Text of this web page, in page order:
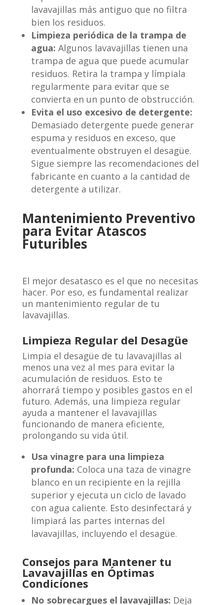
lavavajillas más antiguo que no filtra
bien los residuos.
Limpieza periódica de la trampa de
agua: Algunos lavavajillas tienen una
trampa de agua que puede acumular
residuos. Retira la trampa y límpiala
regularmente para evitar que se
convierta en un punto de obstrucción.
Evita el uso excesivo de detergente:
Demasiado detergente puede generar
espuma y residuos en exceso, que
eventualmente obstruyen el desagüe.
Sigue siempre las recomendaciones del
fabricante en cuanto a la cantidad de
detergente a utilizar.
Mantenimiento Preventivo
para Evitar Atascos
Futuribles
El mejor desatasco es el que no necesitas
hacer. Por eso, es fundamental realizar
un mantenimiento regular de tu
lavavajillas.
Limpieza Regular del Desagüe
Limpia el desagüe de tu lavavajillas al
menos una vez al mes para evitar la
acumulación de residuos. Esto te
ahorrará tiempo y posibles gastos en el
futuro. Además, una limpieza regular
ayuda a mantener el lavavajillas
funcionando de manera eficiente,
prolongando su vida útil.
Usa vinagre para una limpieza
profunda: Coloca una taza de vinagre
blanco en un recipiente en la rejilla
superior y ejecuta un ciclo de lavado
con agua caliente. Esto desinfectará y
limpiará las partes internas del
lavavajillas, incluyendo el desagüe.
Consejos para Mantener tu
Lavavajillas en Óptimas
Condiciones
No sobrecargues el lavavajillas: Deja